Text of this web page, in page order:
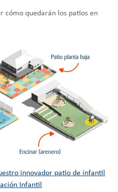
cómo quedarán los patios en
innovador patio de infantil
Infantil